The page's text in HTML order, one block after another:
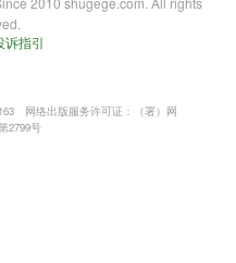
诉指引
网络出版服务许可证：（署）网
2799号